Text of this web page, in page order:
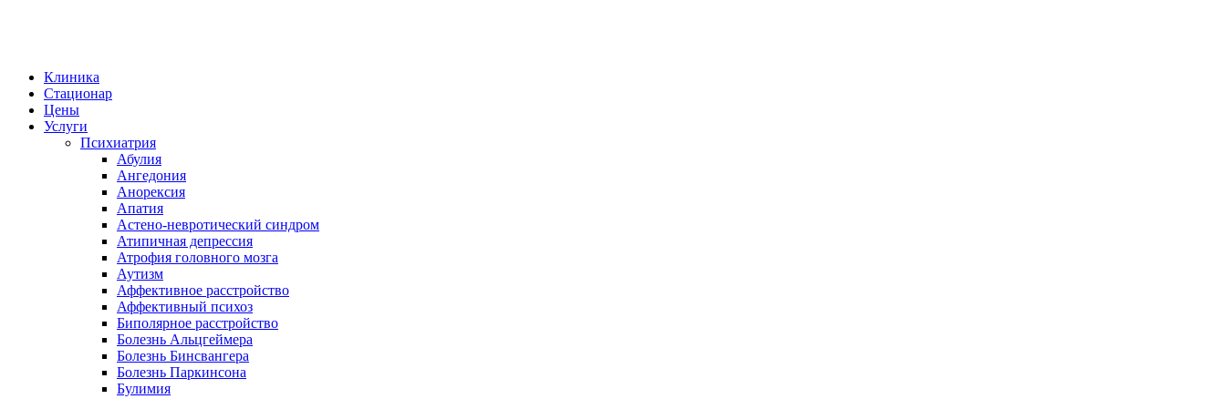
Клиника
Стационар
Цены
Услуги
Психиатрия
Абулия
Ангедония
Анорексия
Апатия
Астено-невротический синдром
Атипичная депрессия
Атрофия головного мозга
Аутизм
Аффективное расстройство
Аффективный психоз
Биполярное расстройство
Болезнь Альцгеймера
Болезнь Бинсвангера
Болезнь Паркинсона
Булимия